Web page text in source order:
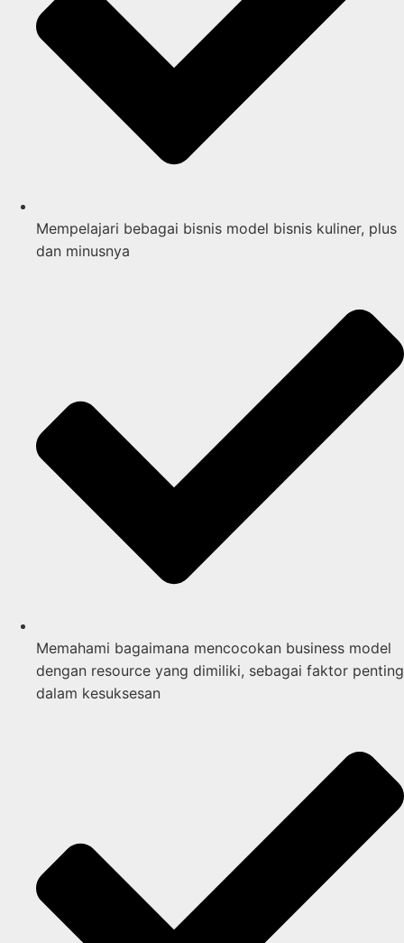
Mempelajari bebagai bisnis model bisnis kuliner, plus
dan minusnya
Memahami bagaimana mencocokan business model
dengan resource yang dimiliki, sebagai faktor penting
dalam kesuksesan